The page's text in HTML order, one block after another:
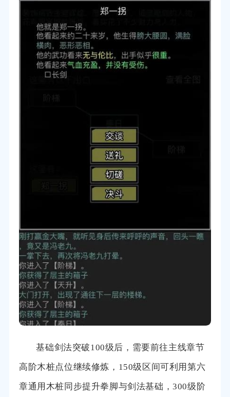
基础剑法突破100级后，需要前往主线章节
高阶木桩点位继续修炼，150级区间可利用第六
章通用木桩同步提升拳脚与剑法基础，300级阶